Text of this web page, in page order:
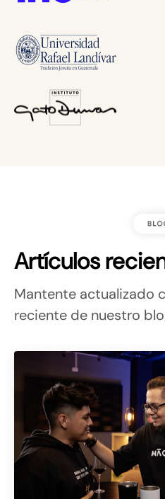
Artículos
Mantente actualizado
reciente de nuestro